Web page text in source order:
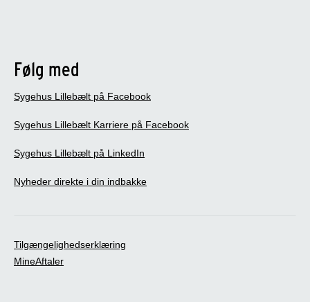
Følg med
Sygehus Lillebælt på Facebook
Sygehus Lillebælt Karriere på Facebook
Sygehus Lillebælt på LinkedIn
Nyheder direkte i din indbakke
Tilgængelighedserklæring
MineAftaler